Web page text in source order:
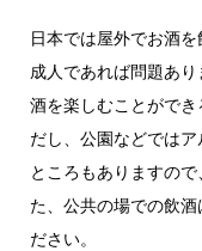
日本では屋外でお酒
成人であれば問題あ
酒を楽しむことがで
だし、公園などでは
ところもありますの
た、公共の場での飲
ださい。